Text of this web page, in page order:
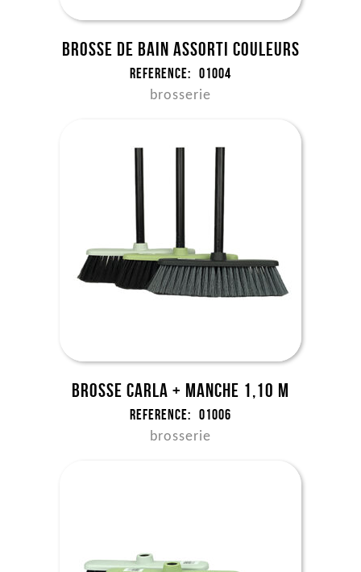
Brosse de bain assorti couleurs
Reference: 01004
brosserie
Brosse Carla + manche 1,10 m
Reference: 01006
brosserie